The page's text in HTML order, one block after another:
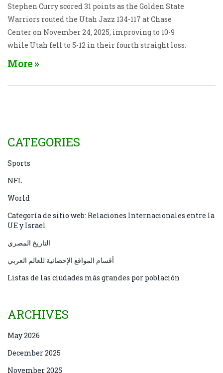
Stephen Curry scored 31 points as the Golden State
Warriors routed the Utah Jazz 134-117 at Chase
Center on November 24, 2025, improving to 10-9
while Utah fell to 5-12 in their fourth straight loss.
More
CATEGORIES
Sports
NFL
World
Categoría de sitio web: Relaciones Internacionales entre la
UE y Israel
التاريخ المصري
أقسام المواقع الإحصائية للعالم العربي
Listas de las ciudades más grandes por población
ARCHIVES
May 2026
December 2025
November 2025